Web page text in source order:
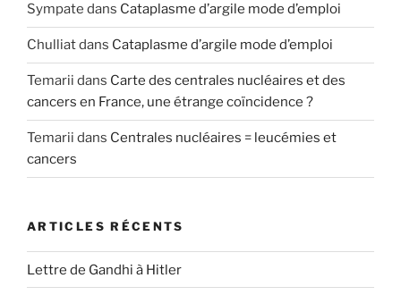
Sympate dans Cataplasme d’argile mode d’emploi
Chulliatdans Cataplasme d’argile mode d’emploi
Temarii dans Carte des centrales nucléaires et des
cancers en France, une étrange coïncidence ?
Temarii dans Centrales nucléaires = leucémies et
cancers
ARTICLES RÉCENTS
Lettre de Gandhi à Hitler